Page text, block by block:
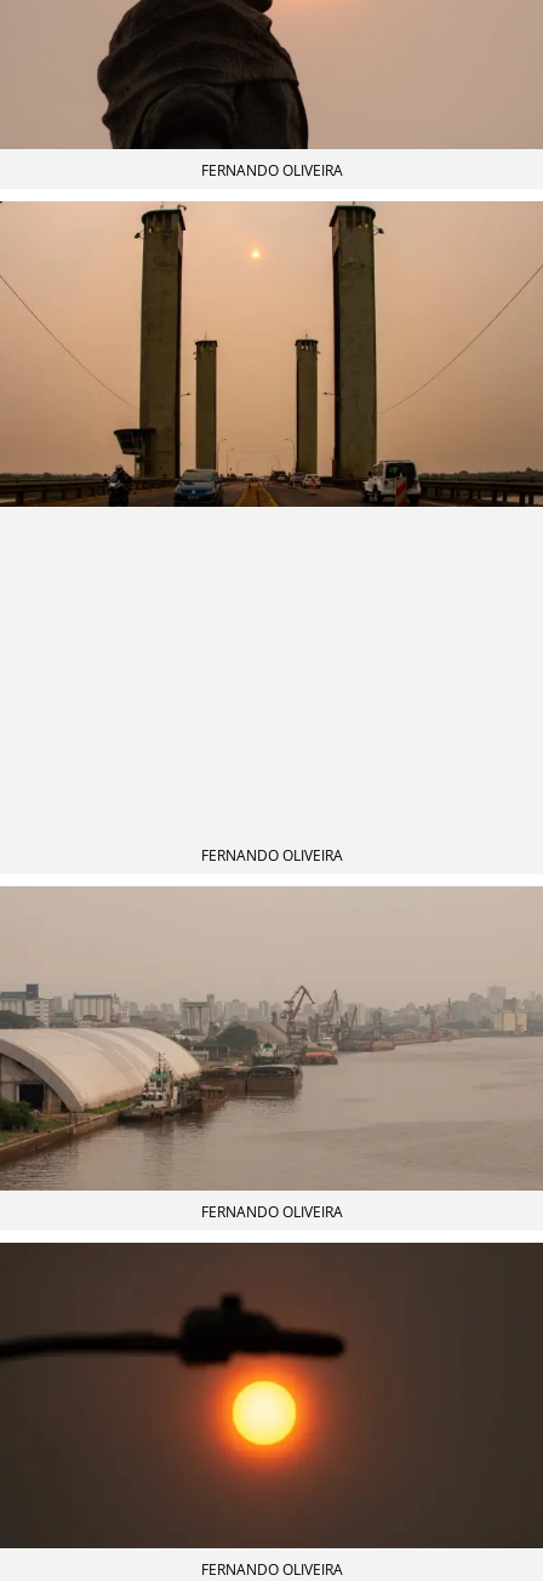
FERNANDO OLIVEIRA
FERNANDO OLIVEIRA
FERNANDO OLIVEIRA
FERNANDO OLIVEIRA